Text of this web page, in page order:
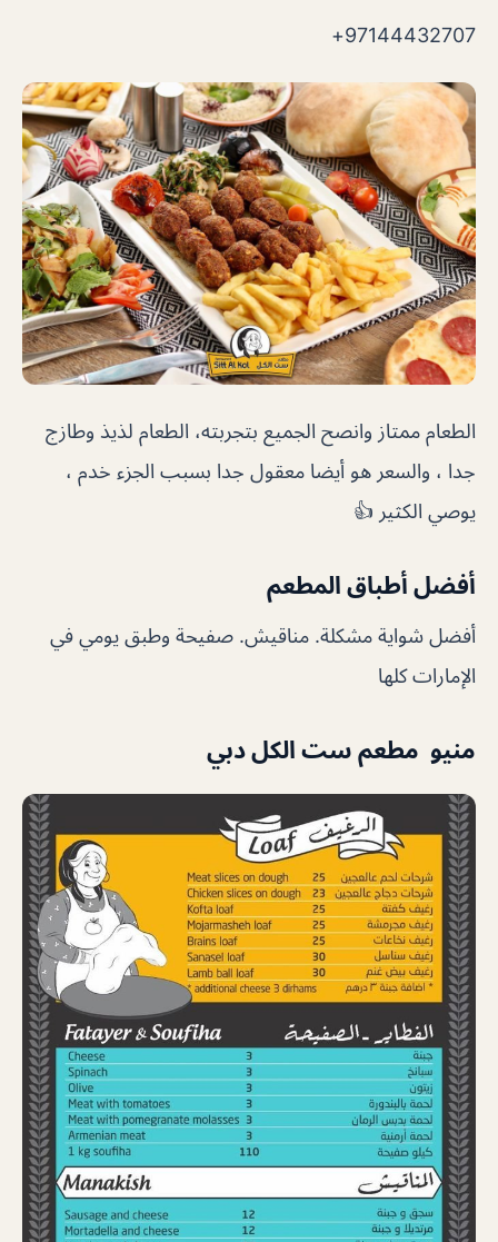
97144432707+
الطعام ممتاز وانصح الجميع بتجربته، الطعام لذيذ وطازج
جدا ، والسعر هو أيضا معقول جدا بسبب الجزء خدم ،
يوصي الكثير 👍
أفضل أطباق المطعم
أفضل شواية مشكلة. مناقيش. صفيحة وطبق يومي في
الإمارات كلها
منيو مطعم ست الكل دبي